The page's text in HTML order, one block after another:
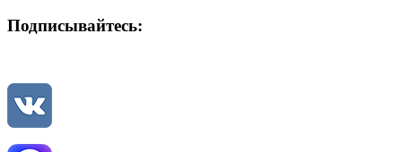
Подписывайтесь: